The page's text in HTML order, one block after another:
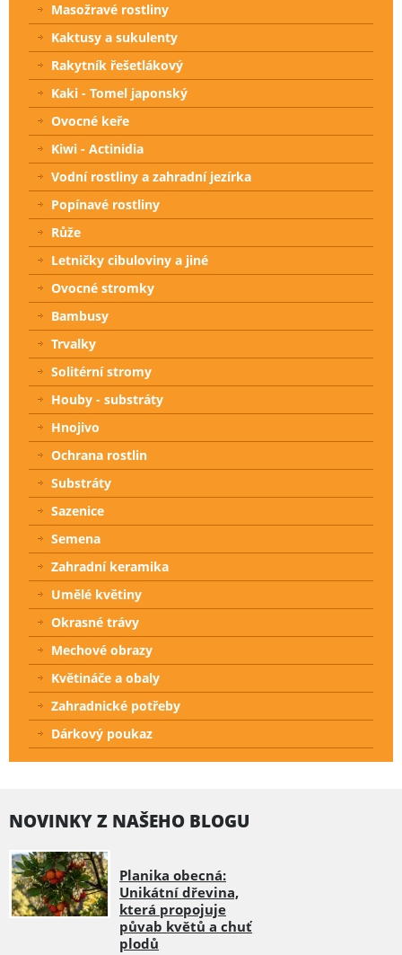
Masožravé rostliny
Kaktusy a sukulenty
Rakytník řešetlákový
Kaki - Tomel japonský
Ovocné keře
Kiwi - Actinidia
Vodní rostliny a zahradní jezírka
Popínavé rostliny
Růže
Letničky cibuloviny a jiné
Ovocné stromky
Bambusy
Trvalky
Solitérní stromy
Houby - substráty
Hnojivo
Ochrana rostlin
Substráty
Sazenice
Semena
Zahradní keramika
Umělé květiny
Okrasné trávy
Mechové obrazy
Květináče a obaly
Zahradnické potřeby
Dárkový poukaz
NOVINKY Z NAŠEHO BLOGU
Planika obecná:
Unikátní dřevina,
která propojuje
půvab květů a chuť
plodů